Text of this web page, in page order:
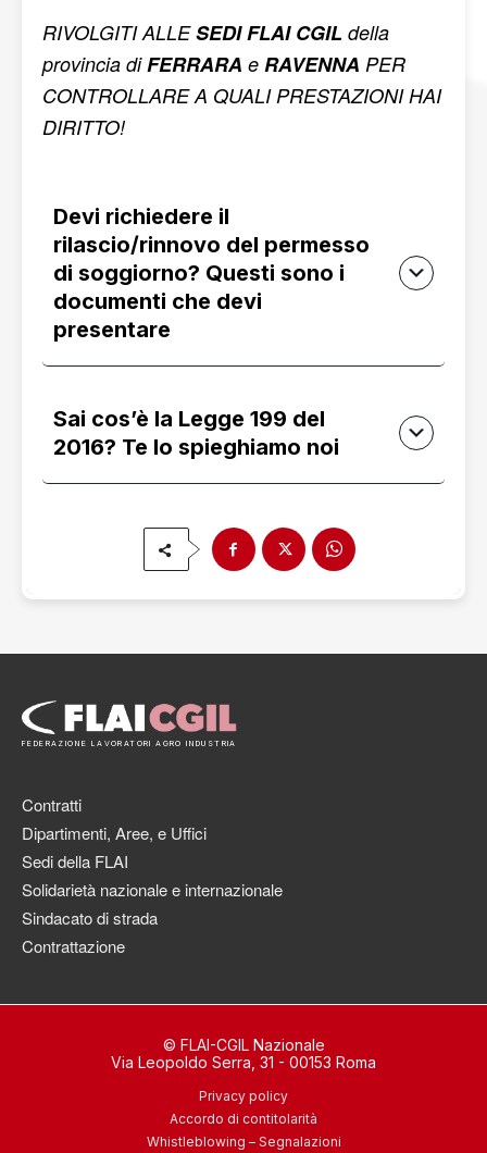
RIVOLGITI ALLESEDI FLAI CGIL della
provincia diFERRARA e RAVENNA PER
CONTROLLARE A QUALI PRESTAZIONI HAI
DIRITTO!
Devi richiedere il
rilascio/rinnovo del permesso
di soggiorno? Questi sono i
documenti che devi
presentare
Sai cos’è la Legge 199 del
2016? Te lo spieghiamo noi
FEDERAZIONE LAVORATORI AGRO INDUSTRIA
Contratti
Dipartimenti, Aree, e Uffici
Sedi della FLAI
Solidarietà nazionale e internazionale
Sindacato di strada
Contrattazione
© FLAI-CGIL Nazionale
Via Leopoldo Serra, 31 - 00153 Roma
Privacy policy
Accordo di contitolarità
Whistleblowing – Segnalazioni